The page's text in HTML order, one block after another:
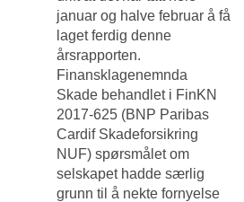
januar og halve februar å få
laget ferdig denne
årsrapporten.
Finansklagenemnda
Skade behandlet i FinKN
2017-625 (BNP Paribas
Cardif Skadeforsikring
NUF) spørsmålet om
selskapet hadde særlig
grunn til å nekte fornyelse